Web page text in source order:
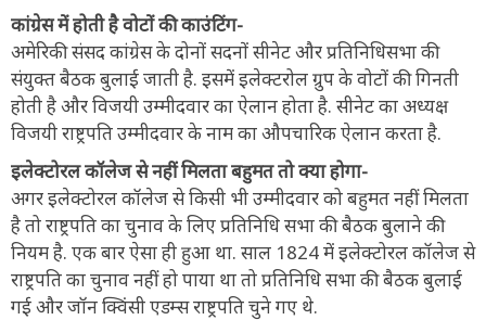
कांग्रेस में होती है वोटों की काउंटिंग-
अमेरिकी संसद कांग्रेस के दोनों सदनों सीनेट और प्रतिनिधिसभा की
संयुक्त बैठक बुलाई जाती है. इसमें इलेक्टरोल ग्रुप के वोटों की गिनती
होती है और विजयी उम्मीदवार का ऐलान होता है. सीनेट का अध्यक्ष
विजयी राष्ट्रपति उम्मीदवार के नाम का औपचारिक ऐलान करता है.
इलेक्टोरल कॉलेज से नहीं मिलता बहुमत तो क्या होगा-
अगर इलेक्टोरल कॉलेज से किसी भी उम्मीदवार को बहुमत नहीं मिलता
है तो राष्ट्रपति का चुनाव के लिए प्रतिनिधि सभा की बैठक बुलाने की
नियम है. एक बार ऐसा ही हुआ था. साल 1824 में इलेक्टोरल कॉलेज से
राष्ट्रपति का चुनाव नहीं हो पाया था तो प्रतिनिधि सभा की बैठक बुलाई
गई और जॉन क्विंसी एडम्स राष्ट्रपति चुने गए थे.